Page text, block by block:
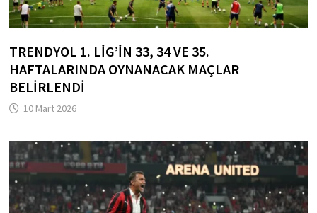
TRENDYOL 1. LIG’IN 33, 34 VE 35.
HAFTALARINDA OYNANACAK MAÇLAR
BELIRLENDI
10 Mart 2026